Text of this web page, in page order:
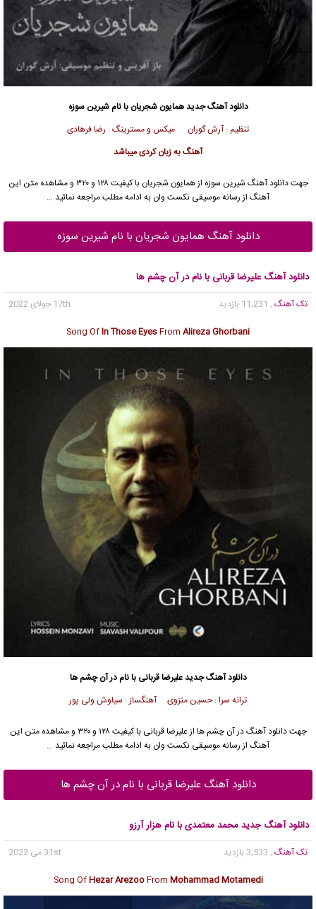
دانلود آهنگ جدیدهمایون شجریان با نام شیرین سوزه
تنظیم‌ : آرش گوران میکس و مسترینگ : رضا فرهادی
آهنگ به زبان کردی میباشد
جهت دانلود آهنگ شیرین سوزه ازهمایون شجریان
با کیفیت ۱۲۸ و ۳۲۰ و مشاهده متن این
آهنگ از رسانه موسیقی نکست وان به ادامه مطلب مراجعه نمائید …
دانلود آهنگ همایون شجریان با نام شیرین سوزه
دانلود آهنگ علیرضا قربانی با نام در آن چشم ها
تک آهنگ , 11,231 بازدید
17th جولای 2022
Song OfIn Those EyesFrom Alireza Ghorbani
دانلود آهنگ جدیدعلیرضا قربانی با نام در آن چشم ها
ترانه سرا : حسین منزوی آهنگساز : سیاوش ولی پور
جهت دانلود آهنگ در آن چشم ها ازعلیرضا قربانی
با کیفیت ۱۲۸ و ۳۲۰ و مشاهده متن این
آهنگ از رسانه موسیقی نکست وان به ادامه مطلب مراجعه نمائید …
دانلود آهنگ علیرضا قربانی با نام در آن چشم ها
دانلود آهنگ جدید محمد معتمدی با نام هزار آرزو
تک آهنگ , 3,533 بازدید
31st می 2022
Song OfHezar ArezooFrom Mohammad Motamedi